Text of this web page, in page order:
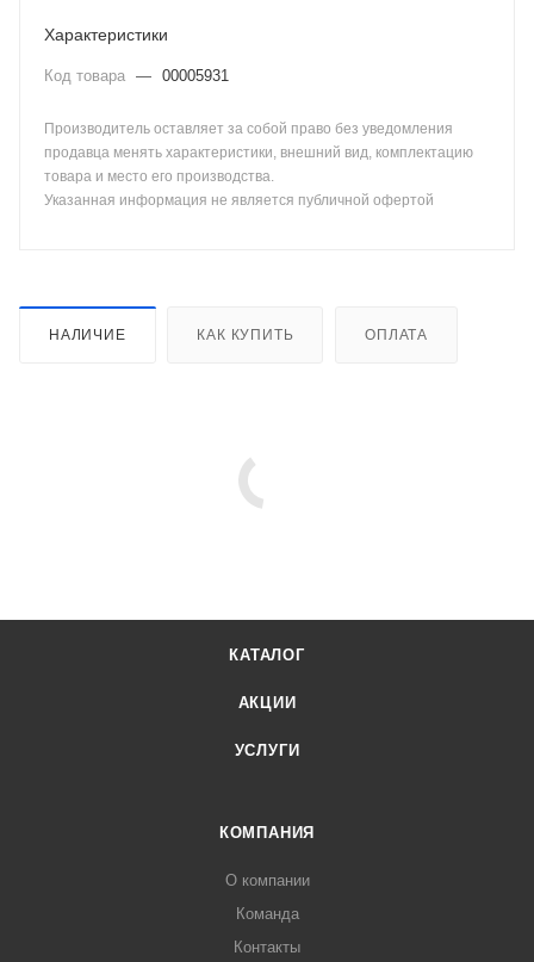
Характеристики
Код товара — 00005931
Производитель оставляет за собой право без уведомления
продавца менять характеристики, внешний вид, комплектацию
товара и место его производства.
Указанная информация не является публичной офертой
НАЛИЧИЕ КАК КУПИТЬ ОПЛАТА
КАТАЛОГ
АКЦИИ
УСЛУГИ
КОМПАНИЯ
О компании
Команда
Контакты